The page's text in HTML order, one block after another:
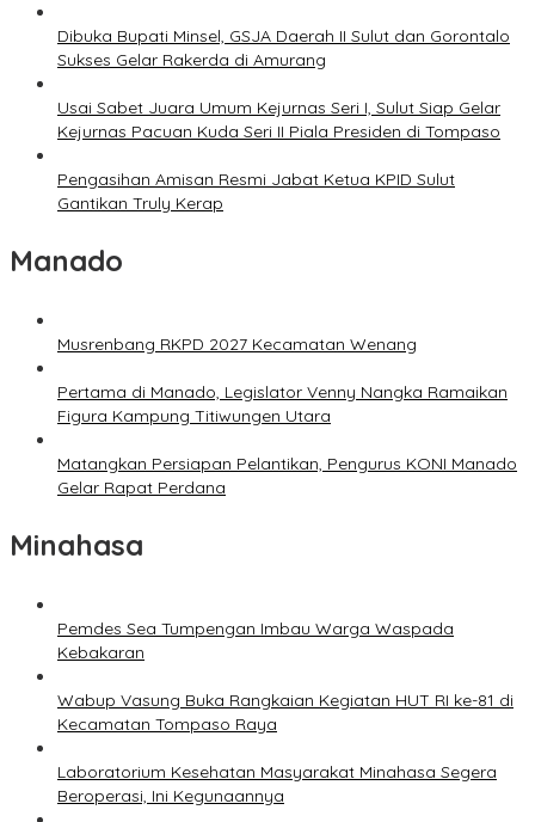
Dibuka Bupati Minsel, GSJA Daerah II Sulut dan Gorontalo
Sukses Gelar Rakerda di Amurang
Usai Sabet Juara Umum Kejurnas Seri I, Sulut Siap Gelar
Kejurnas Pacuan Kuda Seri II Piala Presiden di Tompaso
Pengasihan Amisan Resmi Jabat Ketua KPID Sulut
Gantikan Truly Kerap
Manado
Musrenbang RKPD 2027 Kecamatan Wenang
Pertama di Manado, Legislator Venny Nangka Ramaikan
Figura Kampung Titiwungen Utara
Matangkan Persiapan Pelantikan, Pengurus KONI Manado
Gelar Rapat Perdana
Minahasa
Pemdes Sea Tumpengan Imbau Warga Waspada
Kebakaran
Wabup Vasung Buka Rangkaian Kegiatan HUT RI ke-81 di
Kecamatan Tompaso Raya
Laboratorium Kesehatan Masyarakat Minahasa Segera
Beroperasi, Ini Kegunaannya